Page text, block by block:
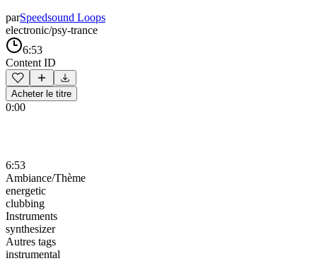
parSpeedsound Loops
electronic/psy-trance
6:53
Content ID
Acheter le titre
0:00
6:53
Ambiance/Thème
energetic
clubbing
Instruments
synthesizer
Autres tags
instrumental